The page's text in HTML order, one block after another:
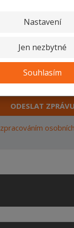
Nastavení
Jen nezbytné
Souhlasím
ODESLAT ZPRÁVU
zpracováním